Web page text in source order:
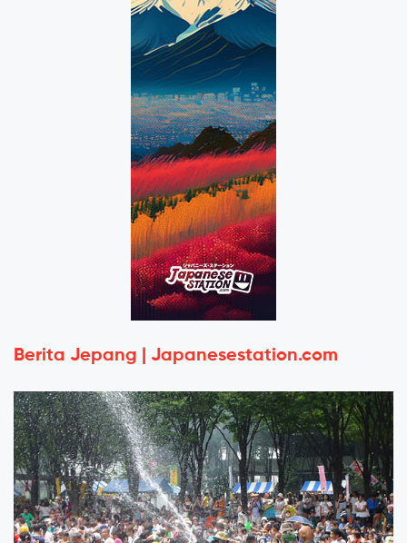
Berita Jepang | Japanesestation.com